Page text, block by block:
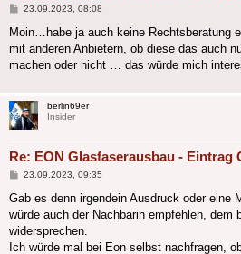
Beitrag
23.09.2023, 08:08
Moin…habe ja auch keine Rechtsberatung
mit anderen Anbietern, ob diese das auch
machen oder nicht … das würde mich
berlin69er
Insider
Re: EON Glasfaserausbau - Eintrag
Beitrag
23.09.2023, 09:35
Gab es denn irgendein Ausdruck oder eine
würde auch der Nachbarin empfehlen, dem
widersprechen.
Ich würde mal bei Eon selbst nachfragen,